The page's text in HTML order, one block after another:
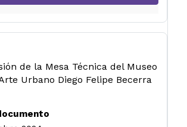
de la Mesa Técnica del Museo
Urbano Diego Felipe Becerra